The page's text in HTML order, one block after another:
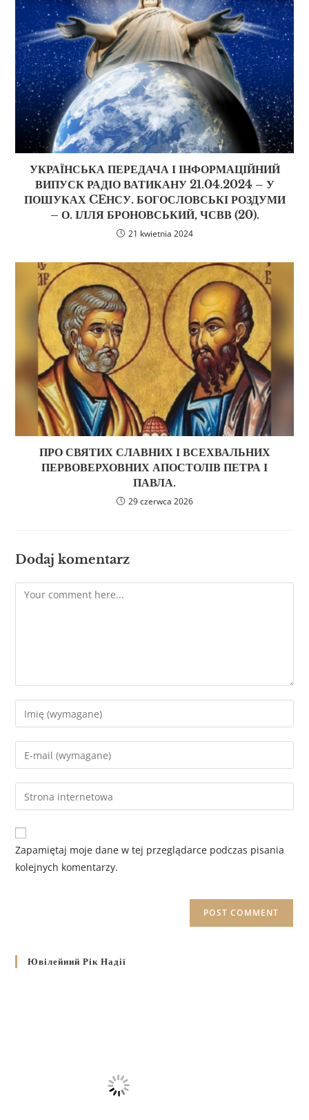
УКРАЇНСЬКА ПЕРЕДАЧА І ІНФОРМАЦІЙНИЙ
ВИПУСК РАДІО ВАТИКАНУ 21.04.2024 – У
ПОШУКАХ CEНСУ. БОГОСЛОВСЬКІ РОЗДУМИ
– О. ІЛЛЯ БРОНОВСЬКИЙ, ЧСВВ (20).
21 kwietnia 2024
ПРО СВЯТИХ СЛАВНИХ І ВСЕХВАЛЬНИХ
ПЕРВОВЕРХОВНИХ АПОСТОЛІВ ПЕТРА І
ПАВЛА.
29 czerwca 2026
Dodaj komentarz
Zapamiętaj moje dane w tej przeglądarce podczas pisania
kolejnych komentarzy.
Ювілейний Рік Надії